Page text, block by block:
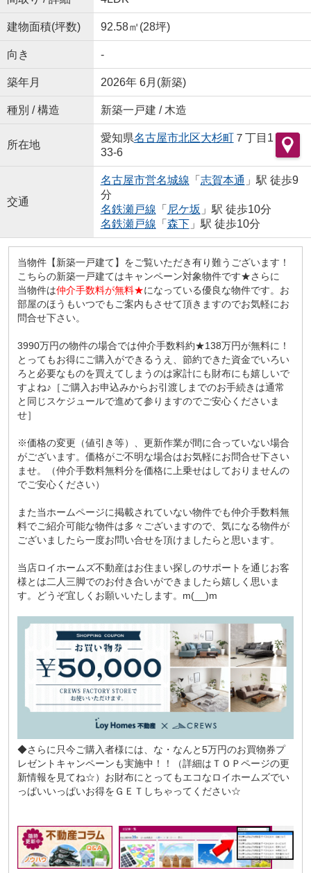
建物面積(坪数) 92.58㎡(28坪)
向き -
築年月 2026年 6月(新築)
種別 / 構造 新築一戸建 / 木造
所在地
愛知県名古屋市北区大杉町７丁目1
33-6
交通
名古屋市営名城線 「 志賀本通 」駅 徒歩9
分
名鉄瀬戸線 「 尼ケ坂 」駅 徒歩10分
名鉄瀬戸線 「 森下」駅 徒歩10分
当物件【新築一戸建て】をご覧いただき有り難うございます！
こちらの新築一戸建てはキャンペーン対象物件です★さらに
当物件は仲介手数料が無料★になっている優良な物件です。お
部屋のほうもいつでもご案内もさせて頂きますのでお気軽にお
問合せ下さい。
3990万円の物件の場合では仲介手数料約★138万円が無料に！
とってもお得にご購入ができるうえ、節約できた資金でいろい
ろと必要なものを買えてしまうのは家計にも財布にも嬉しいで
すよね♪［ご購入お申込みからお引渡しまでのお手続きは通常
と同じスケジュールで進めて参りますのでご安心くださいま
せ］
※価格の変更（値引き等）、更新作業が間に合っていない場合
がございます。価格がご不明な場合はお気軽にお問合せ下さい
ませ。（仲介手数料無料分を価格に上乗せはしておりませんの
でご安心ください）
また当ホームページに掲載されていない物件でも仲介手数料無
料でご紹介可能な物件は多々ございますので、気になる物件が
ございましたら一度お問い合せを頂けましたらと思います。
当店ロイホームズ不動産はお住まい探しのサポートを通じお客
様とは二人三脚でのお付き合いができましたら嬉しく思いま
す。どうぞ宜しくお願いいたします。m(__)m
◆さらに只今ご購入者様には、な・なんと5万円のお買物券プ
レゼントキャンペーンも実施中！！（詳細はＴＯＰページの更
新情報を見てね☆）お財布にとってもエコなロイホームズでい
っぱいいっぱいお得をＧＥＴしちゃってください☆